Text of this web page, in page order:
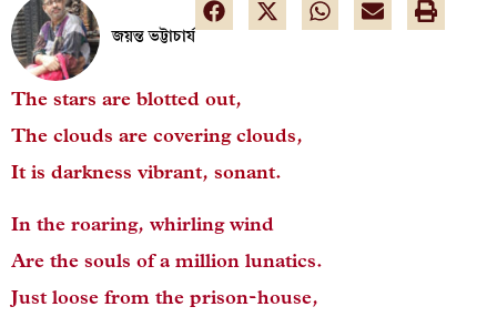
জয়ন্ত ভট্টাচার্য
The stars are blotted out,
The clouds are covering clouds,
It is darkness vibrant, sonant.
In the roaring, whirling wind
Are the souls of a million lunatics.
Just loose from the prison-house,